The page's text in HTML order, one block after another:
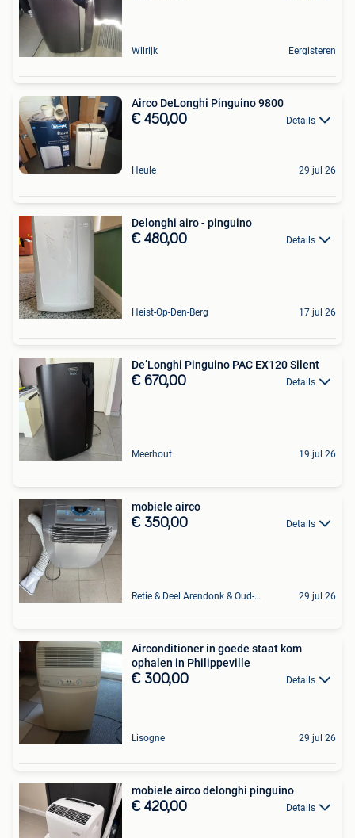
Wilrijk Eergisteren
Airco DeLonghi Pinguino 9800
€ 450,00 Details
Heule 29 jul 26
Delonghi airo - pinguino
€ 480,00 Details
Heist-Op-Den-Berg 17 jul 26
De’Longhi Pinguino PAC EX120 Silent
€ 670,00 Details
Meerhout 19 jul 26
mobiele airco
€ 350,00 Details
Retie & Deel Arendonk & Oud-Turnhout 29 jul 26
Airconditioner in goede staat kom
ophalen in Philippeville
€ 300,00 Details
Lisogne 29 jul 26
mobiele airco delonghi pinguino
€ 420,00 Details